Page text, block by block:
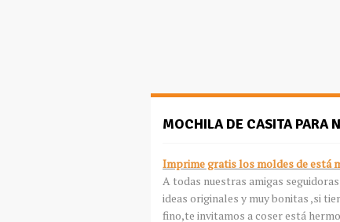
MOCHILA DE CASITA PARA
Imprime gratis los moldes de está
A todas nuestras amigas
ideas originales y muy bonitas ,si
fino,te invitamos a coser está